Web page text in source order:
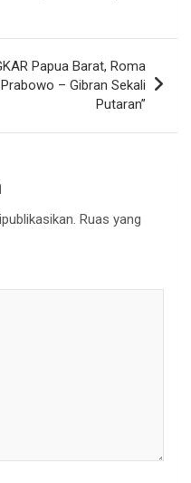
Papua Barat, Roma
– Gibran Sekali
Putaran”
Ruas yang